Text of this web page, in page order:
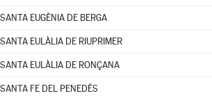
SANTA EUGÈNIA DE BERGA
SANTA EULÀLIA DE RIUPRIMER
SANTA EULÀLIA DE RONÇANA
SANTA FE DEL PENEDÈS